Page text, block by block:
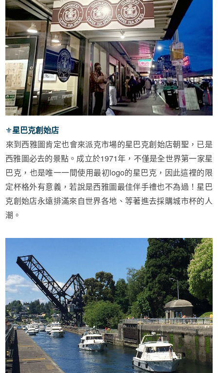
⚜︎星巴克創始店
來到西雅圖肯定也會來派克市場的星巴克創始店朝聖，已是
西雅圖必去的景點。成立於1971年，不僅是全世界第一家星
巴克，也是唯一一間使用最初logo的星巴克，因此這裡的限
定杯格外有意義，若說是西雅圖最佳伴手禮也不為過！星巴
克創始店永遠排滿來自世界各地、等著進去採購城市杯的人
潮。